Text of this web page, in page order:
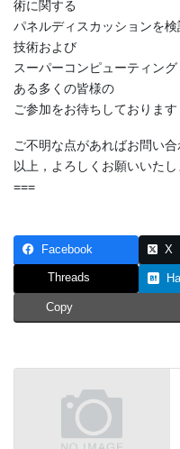
術に関する
パネルディスカッションを
技術および
スーパーコンピューティン
ある多くの皆様の
ご参加をお待ちしております
ご不明な点があればお問い合
以上，よろしくお願いいたし
===
Facebook X
Threads
Copy